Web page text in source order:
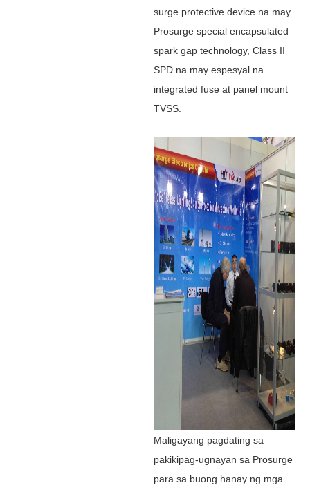
surge protective device na may
Prosurge special encapsulated
spark gap technology, Class II
SPD na may espesyal na
integrated fuse at panel mount
TVSS.
Maligayang pagdating sa
pakikipag-ugnayan sa Prosurge
para sa buong hanay ng mga